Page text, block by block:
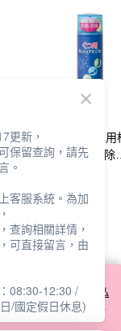
Simplity鞋靴專用
除臭噴霧(清爽除
之詳情，及若您不希
，請參閱本網站「
隱私
意本公司得按本網站使
更新，
保留查詢，請先
。
客服系統。為加
查詢相關詳情，
可直接留言，由
08:30-12:30 /
/國定假日休息)